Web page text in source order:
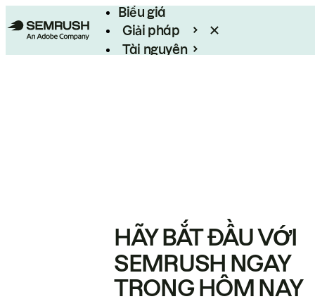
Biểu giá
Giải pháp
Tài nguyên
HÃY BẮT ĐẦU VỚI
SEMRUSH NGAY
TRONG HÔM NAY